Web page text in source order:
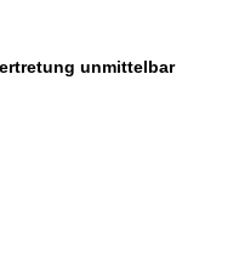
unmittelbar